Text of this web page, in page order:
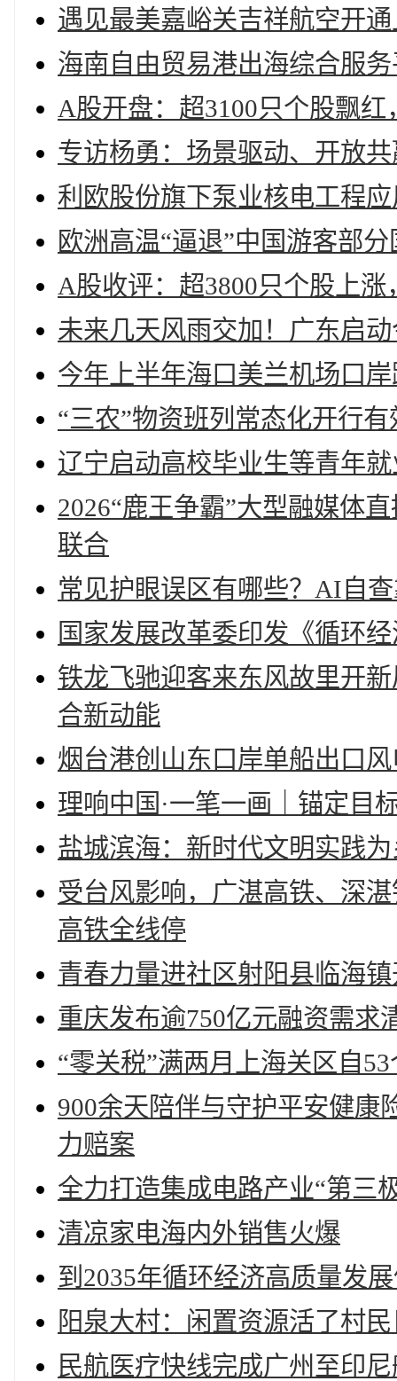
遇见最美嘉峪关吉祥航空开
海南自由贸易港出海综合服
A股开盘：超3100只个股飘
专访杨勇：场景驱动、开放
利欧股份旗下泵业核电工程
欧洲高温“逼退”中国游客部
A股收评：超3800只个股上
未来几天风雨交加！广东启
今年上半年海口美兰机场口
“三农”物资班列常态化开行
辽宁启动高校毕业生等青年
2026“鹿王争霸”大型融媒体
联合
常见护眼误区有哪些？AI自
国家发展改革委印发《循环
铁龙飞驰迎客来东风故里开
合新动能
烟台港创山东口岸单船出口
理响中国·一笔一画｜锚定目
盐城滨海：新时代文明实践
受台风影响，广湛高铁、深
高铁全线停
青春力量进社区射阳县临海
重庆发布逾750亿元融资需求
“零关税”满两月上海关区自
900余天陪伴与守护平安健康
力赔案
全力打造集成电路产业“第三
清凉家电海内外销售火爆
到2035年循环经济高质量发
阳泉大村：闲置资源活了村
民航医疗快线完成广州至印